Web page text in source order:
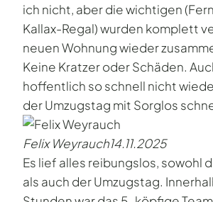
ich nicht, aber die wichtigen
Kallax-Regal) wurden komplett
neuen Wohnung wieder
Keine Kratzer oder Schäden.
hoffentlich so schnell nicht
der Umzugstag mit Sorglos
Felix Weyrauch14.11.2025
Es lief alles reibungslos, sowohl
als auch der Umzugstag.